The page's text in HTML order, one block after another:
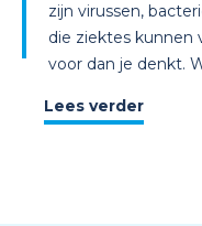
zijn virussen,
die ziektes kunnen
voor dan je denkt.
Lees verder